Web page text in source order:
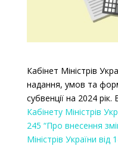
Кабінет Міністрів
надання, умов та
субвенції на 2024 рік.
Кабінету Міністрів
245 “Про внесення
Міністрів України